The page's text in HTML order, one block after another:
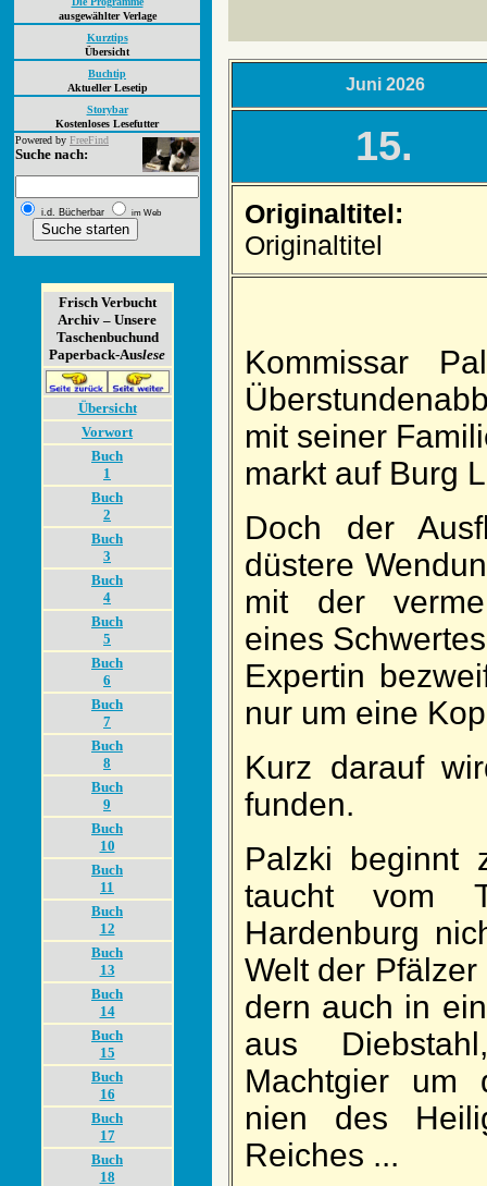
ausgewählter Verlage
Kurztips
Übersicht
Buchtip
Aktueller Lesetip
Storybar
Kostenloses Lesefutter
Powered by FreeFind
Suche nach:
i.d. Bücherbar im Web
Frisch Verbucht
Archiv – Unsere
Taschenbuch­und
Paperback-Auslese
Übersicht
Vorwort
Buch
1
Buch
2
Buch
3
Buch
4
Buch
5
Buch
6
Buch
7
Buch
8
Buch
9
Buch
10
Buch
11
Buch
12
Buch
13
Buch
14
Buch
15
Buch
16
Buch
17
Buch
18
Juni 2026
15.
Originaltitel:
Originaltitel
Kommissar
mit seiner
markt auf Burg
Doch der
düstere
mit der
eines
Ex­pertin
nur um eine
Kurz da­rauf
funden.
Palzki be­ginnt
taucht vom
Harden­burg
Welt der
dern auch in
aus
Macht­gier um
nien des
Reiches ...